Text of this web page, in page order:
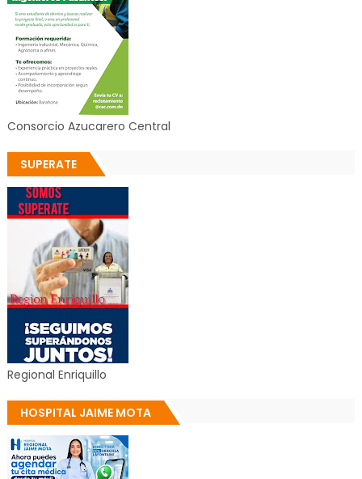
Consorcio Azucarero Central
SUPERATE
Regional Enriquillo
HOSPITAL JAIME MOTA